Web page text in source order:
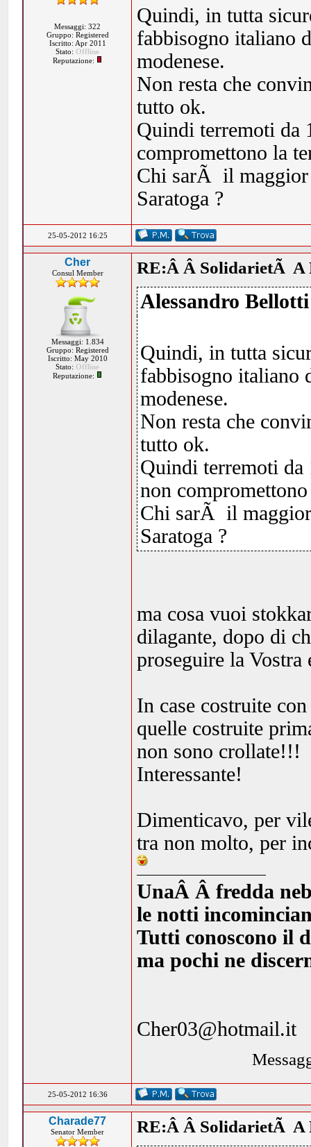
Messaggi: 322
Gruppo: Registered
Iscritto: Apr 2011
Stato: Offline
Reputazione:
Quindi, in tutta
fabbisogno italiano
modenese.
Non resta che
tutto ok.
Quindi terremoti da
compromettono la
Chi sarÃ il maggior
Saratoga ?
25-05-2012 16:25
Cher
Consul Member
Messaggi: 1.834
Gruppo: Registered
Iscritto: May 2010
Stato: Offline
Reputazione:
RE:Â Â SolidarietÃ A
Alessandro
Quindi, in tutta
fabbisogno italiano
modenese.
Non resta che
tutto ok.
Quindi terremoti
non
Chi sarÃ il maggior
Saratoga ?
ma cosa vuoi
dilagante, dopo di
proseguire la Vostra
In case costruite
quelle costruite
non sono crollate!!!
Interessante!
Dimenticavo, per
tra non molto, per
UnaÂ Â fredda
le notti
Tutti conoscono il
ma pochi ne
Cher03@hotmail.it
25-05-2012 16:36
Charade77
Senator Member RE:Â Â SolidarietÃ A